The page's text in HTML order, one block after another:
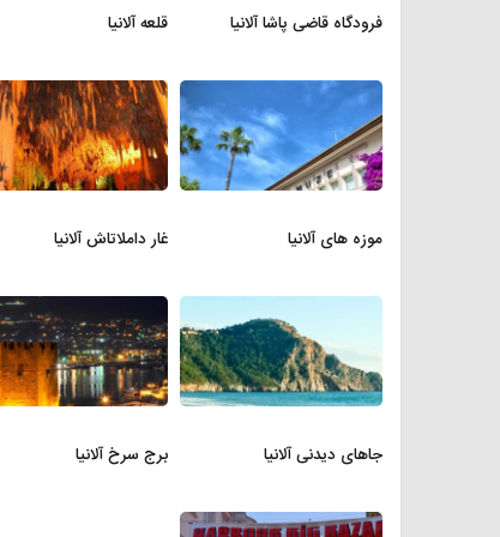
فرودگاه قاضی پاشا آلانیا قلعه آلانیا
موزه های آلانیا غار داملاتاش آلانیا
جاهای دیدنی آلانیا برج سرخ آلانیا